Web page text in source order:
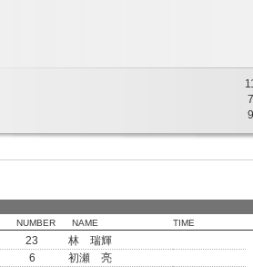
7
9
NUMBER NAME TIME
23
林 瑞輝
6
初瀬 亮